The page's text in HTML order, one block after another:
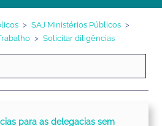
SAJ Ministérios Públicos
Solicitar diligências
para as delegacias sem